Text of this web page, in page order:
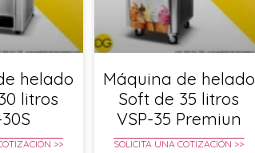
helado
litros
>>
Máquina de helado
Soft de 35 litros
VSP-35 Premiun
SOLICITA UNA COTIZACIÓN >>